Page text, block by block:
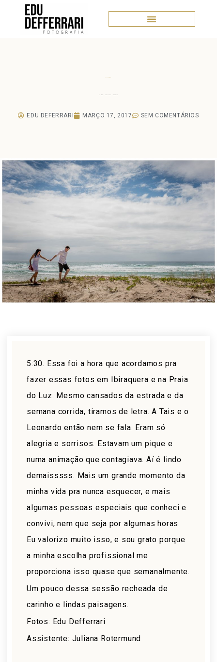
EDU DEFERRARI MARÇO 17, 2017 SEM COMENTÁRIOS
5:30. Essa foi a hora que acordamos pra
fazer essas fotos em Ibiraquera e na Praia
do Luz. Mesmo cansados da estrada e da
semana corrida, tiramos de letra. A Tais e o
Leonardo então nem se fala. Eram só
alegria e sorrisos. Estavam um pique e
numa animação que contagiava. Aí é lindo
demaisssss. Mais um grande momento da
minha vida pra nunca esquecer, e mais
algumas pessoas especiais que conheci e
convivi, nem que seja por algumas horas.
Eu valorizo muito isso, e sou grato porque
a minha escolha profissional me
proporciona isso quase que semanalmente.
Um pouco dessa sessão recheada de
carinho e lindas paisagens.
Fotos: Edu Defferrari
Assistente: Juliana Rotermund